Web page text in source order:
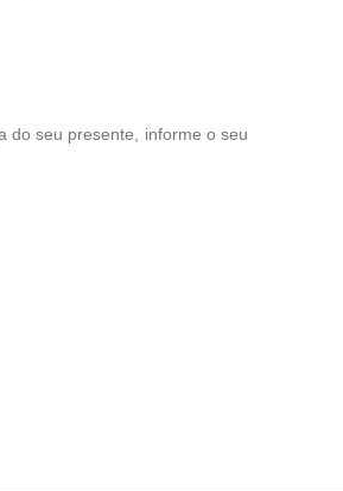
do seu presente, informe o seu